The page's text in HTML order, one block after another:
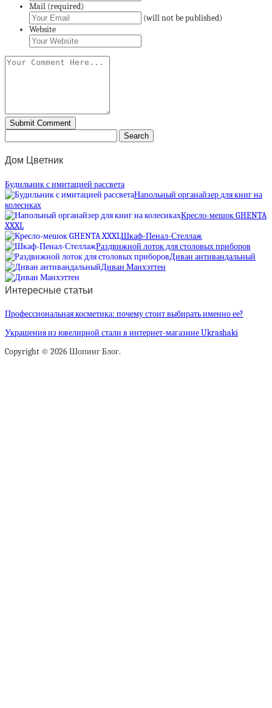
Mail (required)
(will not be published)
Website
Дом Цветник
Будильник с имитацией рассвета
Напольный органайзер для книг на
колесиках
Кресло-мешок GHENTA
XXXL
Шкаф-Пенал-Стеллаж
Раздвижной лоток для столовых приборов
Диван антивандальный
Диван Манхэттен
Интересные статьи
Профессиональная косметика: почему стоит выбирать именно ее?
Украшения из ювелирной стали в интернет-магазине Ukrashaki
Copyright © 2026 Шопинг Блог.